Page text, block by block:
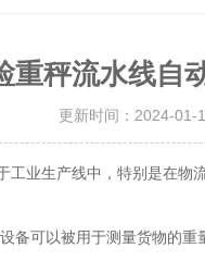
重秤流水线自
更新时间：2024-01-
工业生产线中，特别是在物
备可以被用于测量货物的